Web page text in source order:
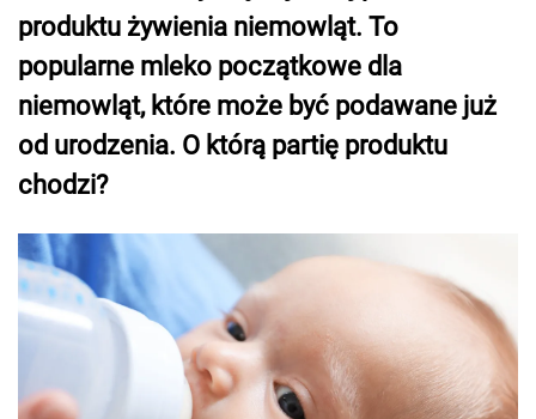
produktu żywienia niemowląt. To
popularne mleko początkowe dla
niemowląt, które może być podawane już
od urodzenia. O którą partię produktu
chodzi?